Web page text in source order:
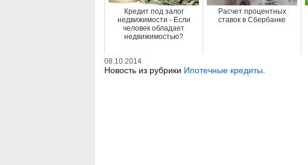
Кредит под залог
недвижимости - Если
человек обладает
недвижимостью?
Расчет процентных
ставок в Сбербанке
08.10.2014
Новость из рубрики Ипотечные кредиты